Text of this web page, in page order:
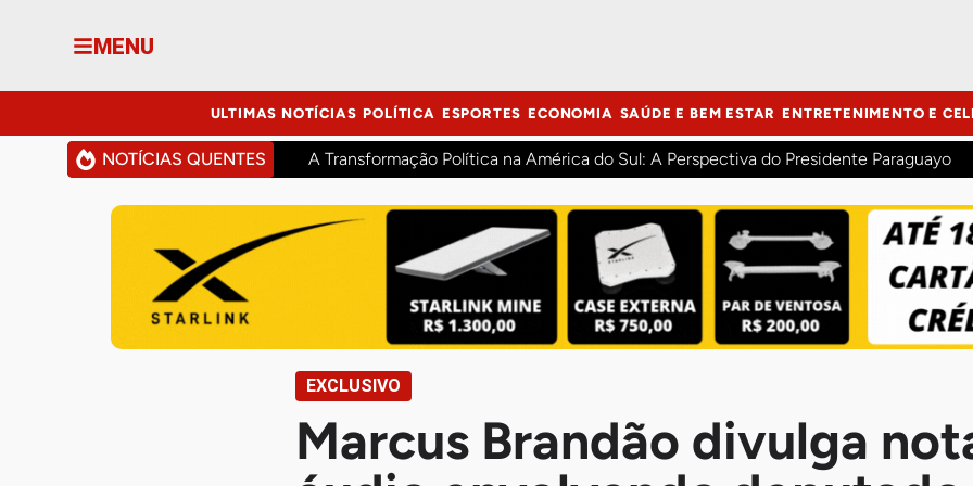
MENU
ULTIMAS NOTÍCIAS POLÍTICA ESPORTES ECONOMIA SAÚDE E BEM ESTAR ENTRETENIMENTO E
NOTÍCIAS QUENTES A Transformação Política na América do Sul: A Perspectiva do Presidente Paraguayo
EXCLUSIVO
Marcus Brandão divulga